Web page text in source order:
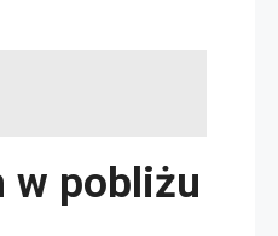
w pobliżu